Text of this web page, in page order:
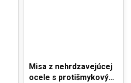
Misa z nehrdzavejúcej
ocele s protišmykovým